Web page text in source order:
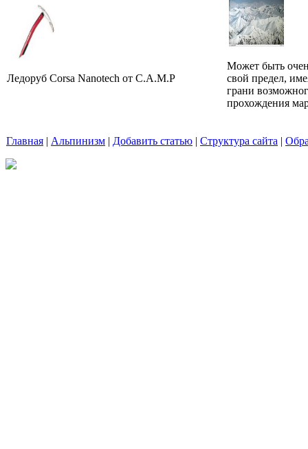
Ледоруб Corsa Nanotech от C.A.M.P
Может быть
свой предел,
грани
прохождения
Главная | Альпинизм | Добавить статью | Структура сайта |